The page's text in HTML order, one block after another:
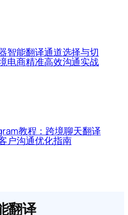
智能翻译通道选择与切
电商精准高效沟通实战
教程：跨境聊天翻译
户沟通优化指南
翻译